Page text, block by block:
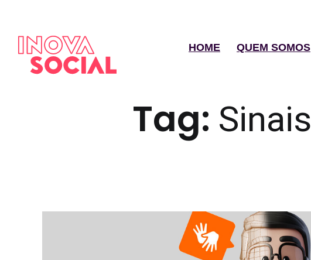
HOME QUEM SOMOS
Tag: Sinais